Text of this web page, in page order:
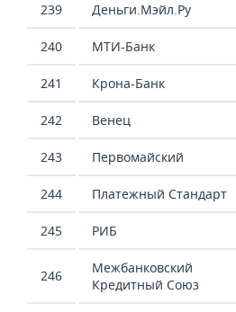
239 Деньги.Мэйл.Ру
240 МТИ-Банк
241 Крона-Банк
242 Венец
243 Первомайский
244 Платежный Стандарт
245 РИБ
246
Межбанковский
Кредитный Союз